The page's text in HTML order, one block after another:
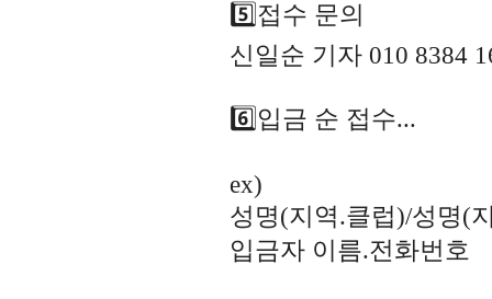
5️⃣접수 문의
신일순 기자 010 8384
6️⃣입금 순 접수...
ex)
성명(지역.클럽)/성명(
입금자 이름.전화번호